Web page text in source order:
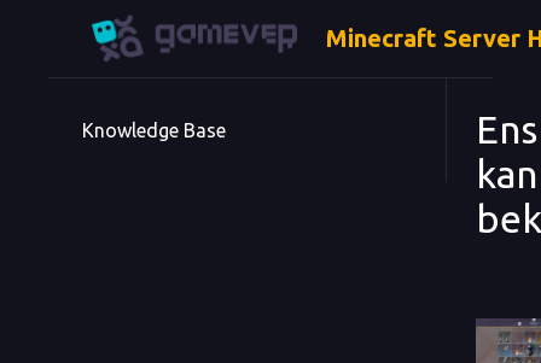
Minecraft Server
Knowledge Base